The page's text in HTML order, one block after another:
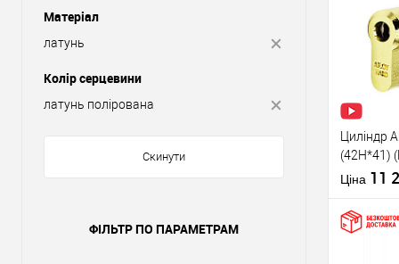
Матеріал
латунь
Колір серцевини
латунь полірована
Скинути
ФІЛЬТР ПО ПАРАМЕТРАМ
Циліндр
(42H*41)
сторона)
Ціна 11